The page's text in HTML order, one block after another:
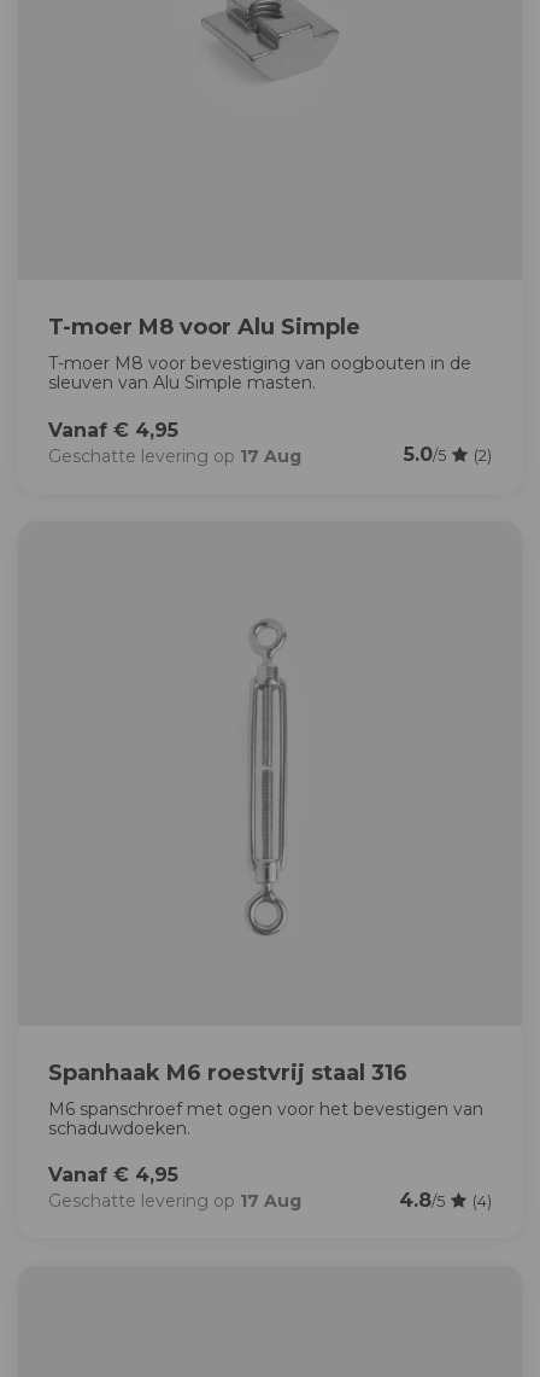
T-moer M8 voor Alu Simple
T-moer M8 voor bevestiging van oogbouten in de
sleuven van Alu Simple masten.
Vanaf € 4,95
Geschatte levering op 17 Aug 5.0/5 (2)
Spanhaak M6 roestvrij staal 316
M6 spanschroef met ogen voor het bevestigen van
schaduwdoeken.
Vanaf € 4,95
Geschatte levering op 17 Aug 4.8/5 (4)